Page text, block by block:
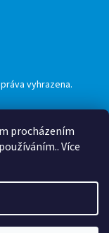
procházením
Více
vyhrazena.